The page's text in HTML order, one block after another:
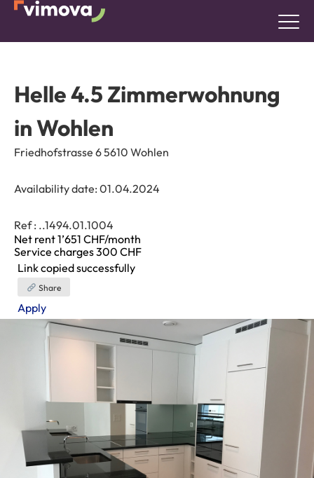
Helle 4.5 Zimmerwohnung
in Wohlen
Friedhofstrasse 6 5610 Wohlen
Availability date: 01.04.2024
Ref : ..1494.01.1004
Net rent 1’651 CHF/month
Service charges 300 CHF
Link copied successfully
Share
Apply